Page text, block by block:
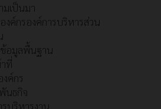
มเป็นมา
งค์กรองค์การบริหารส่วน
อมูลพื้นฐาน
ที่
งค์กร
นธกิจ
บริหารงาน